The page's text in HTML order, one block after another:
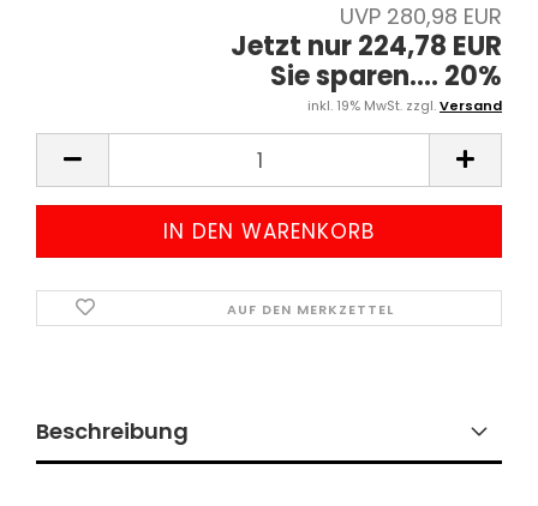
UVP 280,98 EUR
Jetzt nur 224,78 EUR
Sie sparen.... 20%
inkl. 19% MwSt. zzgl.Versand
AUF DEN MERKZETTEL
Beschreibung